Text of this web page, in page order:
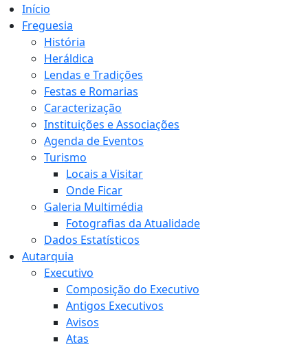
Início
Freguesia
História
Heráldica
Lendas e Tradições
Festas e Romarias
Caracterização
Instituições e Associações
Agenda de Eventos
Turismo
Locais a Visitar
Onde Ficar
Galeria Multimédia
Fotografias da Atualidade
Dados Estatísticos
Autarquia
Executivo
Composição do Executivo
Antigos Executivos
Avisos
Atas